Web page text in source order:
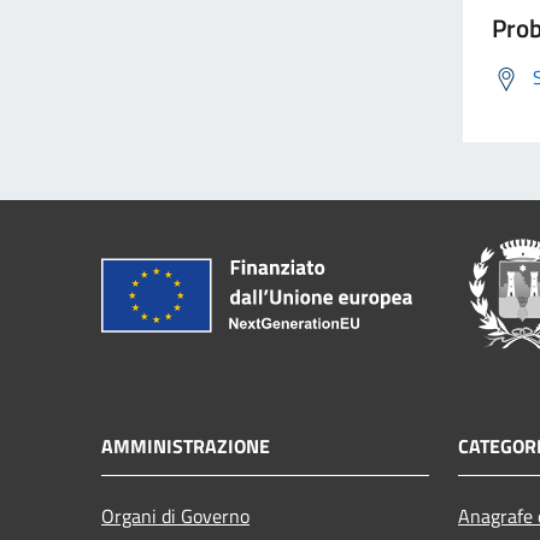
AMMINISTRAZIONE
Organi di Governo